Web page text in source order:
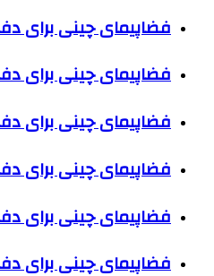
فضاپیمای چینی برای
فضاپیمای چینی برای
فضاپیمای چینی برای
فضاپیمای چینی برای
فضاپیمای چینی برای
فضاپیمای چینی برای